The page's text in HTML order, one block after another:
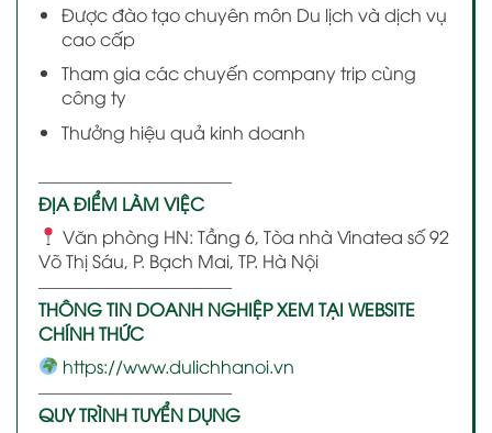
Được đào tạo chuyên môn Du lịch và dịch vụ
cao cấp
Tham gia các chuyến company trip cùng
công ty
Thưởng hiệu quả kinh doanh
———————————
ĐỊA ĐIỂM LÀM VIỆC
Văn phòng HN: Tầng 6, Tòa nhà Vinatea số 92
Võ Thị Sáu, P. Bạch Mai, TP. Hà Nội
———————————
THÔNG TIN DOANH NGHIỆP XEM TẠI WEBSITE
CHÍNH THỨC
https://www.dulichhanoi.vn
———————————
QUY TRÌNH TUYỂN DỤNG